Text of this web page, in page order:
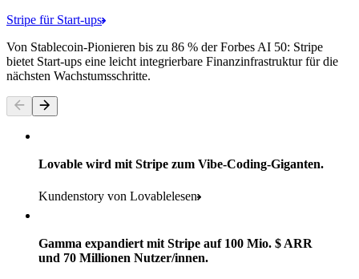
Stripe für Start-ups
Von Stablecoin-Pionieren bis zu 86 % der Forbes AI 50: Stripe
bietet Start-ups eine leicht integrierbare Finanzinfrastruktur für die
nächsten Wachstumsschritte.
Lovable wird mit Stripe zum Vibe-Coding-Giganten.
Kundenstory von Lovablelesen
Gamma expandiert mit Stripe auf 100 Mio. $ ARR
und 70 Millionen Nutzer/innen.